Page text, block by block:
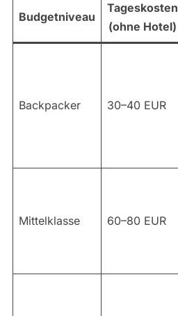
Budgetniveau
Tageskosten
(ohne Hotel)
Backpacker 30–40 EUR
Mittelklasse 60–80 EUR